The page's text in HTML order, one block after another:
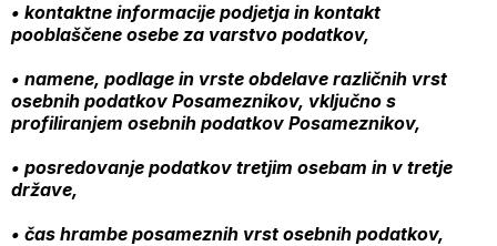
• kontaktne informacije podjetja in kontakt
pooblaščene osebe za varstvo podatkov,
• namene, podlage in vrste obdelave različnih vrst
osebnih podatkov Posameznikov, vključno s
profiliranjem osebnih podatkov Posameznikov,
• posredovanje podatkov tretjim osebam in v tretje
države,
• čas hrambe posameznih vrst osebnih podatkov,